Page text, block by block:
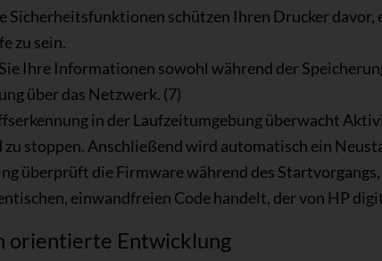
Sicherheitsfunktionen schützen Ihren Drucker davor,
zu sein.
Ihre Informationen sowohl während der
über das Netzwerk. (7)
in der Laufzeitumgebung überwacht
zu stoppen. Anschließend wird automatisch ein
überprüft die Firmware während des Startvorgangs,
einwandfreien Code handelt, der von HP
orientierte Entwicklung